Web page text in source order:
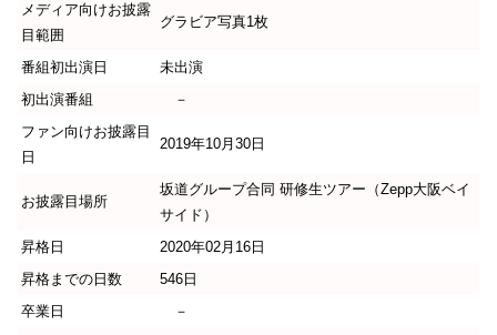
メディア向けお披露
目範囲
グラビア写真1枚
番組初出演日
未出演
初出演番組
－
ファン向けお披露目
日
2019年10月30日
お披露目場所
坂道グループ合同 研修生ツアー（Zepp大阪ベイ
サイド）
昇格日
2020年02月16日
昇格までの日数
546日
卒業日
－